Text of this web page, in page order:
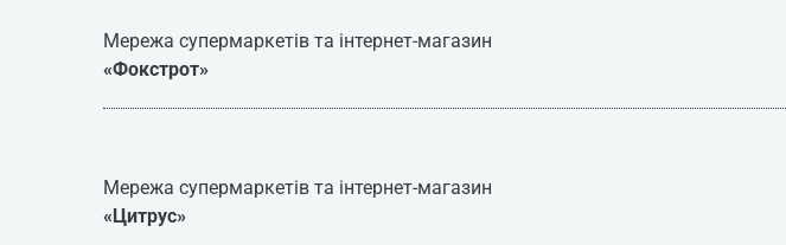
Мережа супермаркетів та інтернет-магазин
«Фокстрот»
Мережа супермаркетів та інтернет-магазин
«Цитрус»